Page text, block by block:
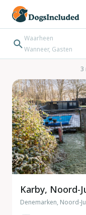
Waarheen
Wanneer, Gasten
Bestemming
Inchecken → 3
Karby, Noord-
Denemarken, Noord-